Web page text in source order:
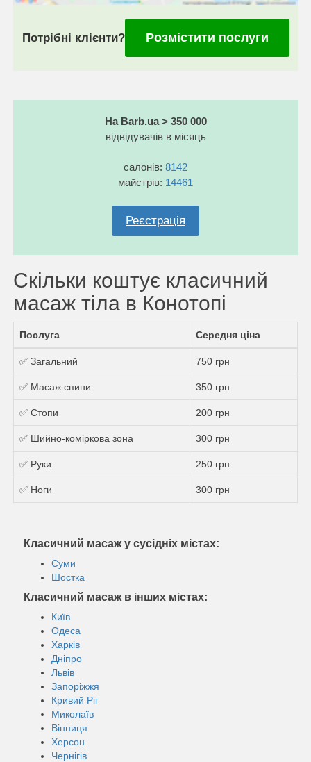
Потрібні клієнти? Розмістити послуги
На Barb.ua > 350 000
відвідувачів в місяць
салонів: 8142
майстрів: 14461
Реєстрація
Скільки коштує класичний
масаж тіла в Конотопі
Послуга Середня ціна
✅ Загальний 750 грн
✅ Масаж спини 350 грн
✅ Стопи 200 грн
✅ Шийно-коміркова зона 300 грн
✅ Руки 250 грн
✅ Ноги 300 грн
Класичний масаж у сусідніх містах:
Суми
Шостка
Класичний масаж в інших містах:
Київ
Одеса
Харків
Дніпро
Львів
Запоріжжя
Кривий Ріг
Миколаїв
Вінниця
Херсон
Чернігів